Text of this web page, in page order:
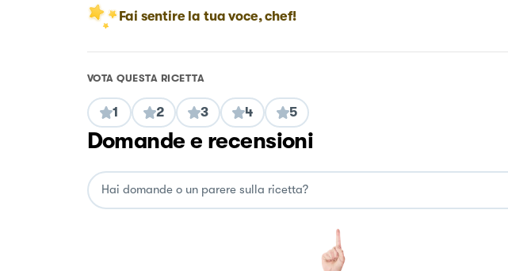
Fai sentire la tua voce, chef!
VOTA QUESTA RICETTA
1 2 3 4 5
Domande e recensioni